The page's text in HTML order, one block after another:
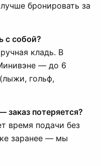
бронировать за
с собой?
кладь. В
— до 6
гольф,
заказ потеряется?
время подачи без
заранее — мы